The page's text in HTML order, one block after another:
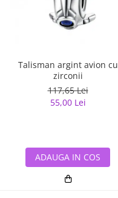
Talisman argint avion cu
zirconii
117,65 Lei
55,00 Lei
ADAUGA IN COS